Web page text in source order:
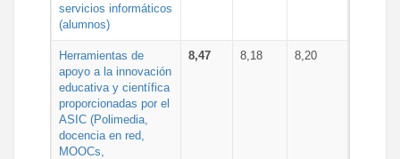
servicios informáticos
(alumnos)
Herramientas de
apoyo a la innovación
educativa y científica
proporcionadas por el
ASIC (Polimedia,
docencia en red,
MOOCs,
8,47 8,18 8,20